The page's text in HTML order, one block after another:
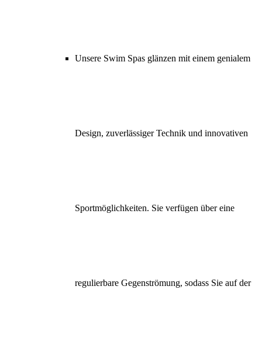
Unsere Swim Spas glänzen mit einem genialem
Design, zuverlässiger Technik und innovativen
Sportmöglichkeiten. Sie verfügen über eine
regulierbare Gegenströmung, sodass Sie auf der